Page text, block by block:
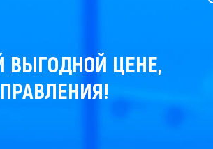
ВЫГОДНОЙ ЦЕНЕ,